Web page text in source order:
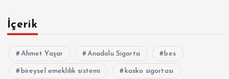
İçerik
Ahmet Yaşar Anadolu Sigorta bes
bireysel emeklilik sistemi kasko sigortası